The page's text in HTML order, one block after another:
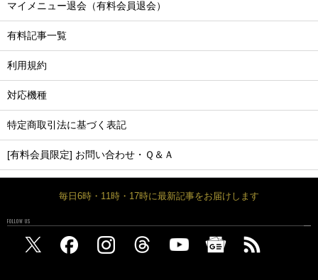
マイメニュー退会（有料会員退会）
有料記事一覧
利用規約
対応機種
特定商取引法に基づく表記
[有料会員限定] お問い合わせ・Ｑ＆Ａ
毎日6時・11時・17時に最新記事をお届けします
FOLLOW US